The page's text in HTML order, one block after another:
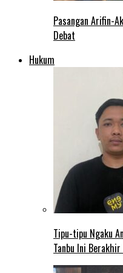
Pasangan Arifin-
Debat
Hukum
Tipu-tipu Ngaku
Tanbu Ini Berakhir